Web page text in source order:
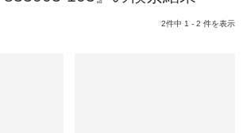
2件中 1 - 2 件を表示